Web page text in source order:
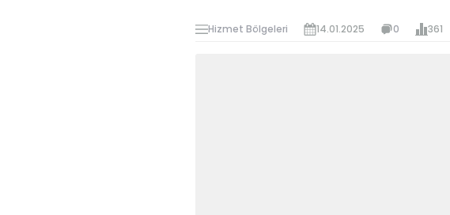
Hizmet Bölgeleri 14.01.2025 0 361